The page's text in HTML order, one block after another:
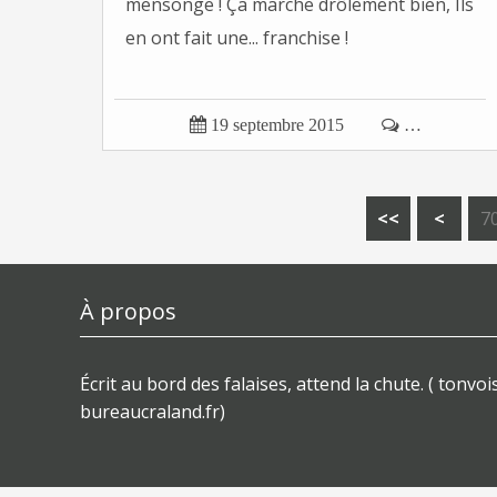
en ont fait une... franchise !
 19 septembre 2015  …
<< <
À propos
Écrit au bord des falaises, attend la chute. (
bureaucraland.fr)